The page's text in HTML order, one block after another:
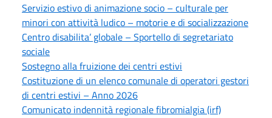
Servizio estivo di animazione socio – culturale per
minori con attività ludico – motorie e di socializzazione
Centro disabilita’ globale – Sportello di segretariato
sociale
Sostegno alla fruizione dei centri estivi
Costituzione di un elenco comunale di operatori gestori
di centri estivi – Anno 2026
Comunicato indennità regionale fibromialgia (irf)